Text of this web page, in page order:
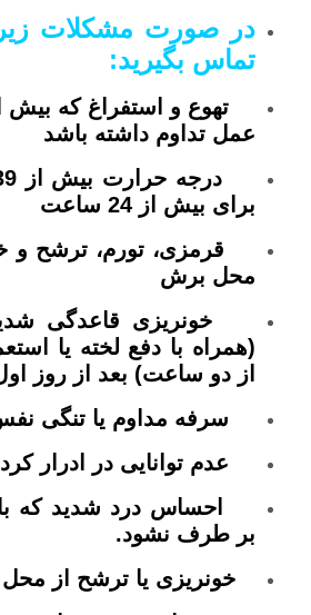
در صورت مشکلات زیر
تماس بگیرید:
عمل تداوم داشته باشد
برای بیش از 24 ساعت
قرمزی، تورم، ترشح و
محل برش
خونریزی قاعدگی
(همراه با دفع لخته یا
از دو ساعت) بعد از روز
سرفه مداوم یا تنگی
عدم توانایی در ادرار
احساس درد شدید که
بر طرف نشود.
خونریزی یا ترشح از محل